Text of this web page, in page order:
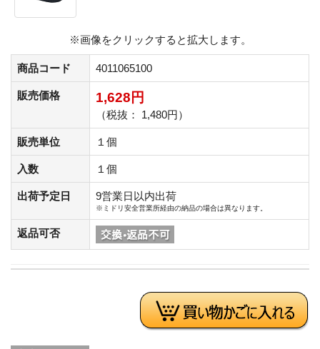
※画像をクリックすると拡大します。
商品コード 4011065100
販売価格 1,628円
（税抜： 1,480円）
販売単位 １個
入数 １個
出荷予定日 9営業日以内出荷
※ミドリ安全営業所経由の納品の場合は異なります。
返品可否